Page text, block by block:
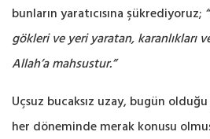
bunların yaratıcısına şükrediyoruz;
gökleri ve yeri yaratan, karanlıkları
Allah’a mahsustur.”
Uçsuz bucaksız uzay, bugün
her döneminde merak konusu